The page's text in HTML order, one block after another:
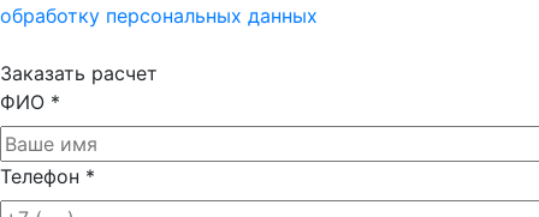
обработку персональных данных
Заказать расчет
ФИО *
Телефон *